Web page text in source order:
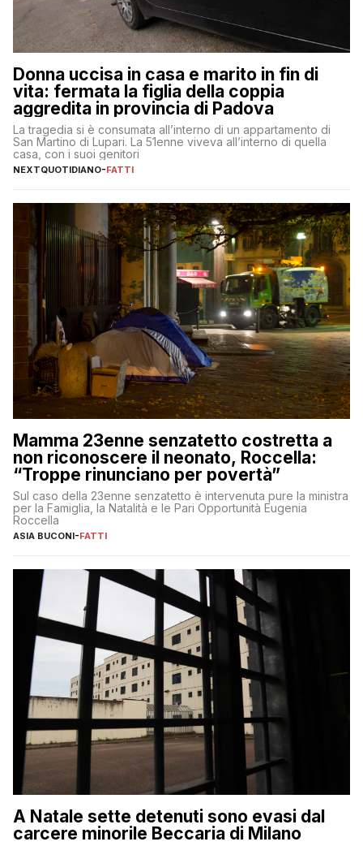
Donna uccisa in casa e marito in fin di
vita: fermata la figlia della coppia
aggredita in provincia di Padova
La tragedia si è consumata all’interno di un appartamento di
San Martino di Lupari. La 51enne viveva all’interno di quella
casa, con i suoi genitori
NEXTQUOTIDIANO-FATTI
Mamma 23enne senzatetto costretta a
non riconoscere il neonato, Roccella:
“Troppe rinunciano per povertà”
Sul caso della 23enne senzatetto è intervenuta pure la ministra
per la Famiglia, la Natalità e le Pari Opportunità Eugenia
Roccella
ASIA BUCONI-FATTI
A Natale sette detenuti sono evasi dal
carcere minorile Beccaria di Milano